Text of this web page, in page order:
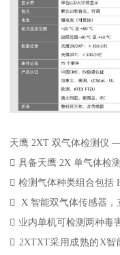
天鹰 2XT 双气体检测仪
 具备天鹰 2X 单气体检
 检测气体种类组合包括
 X 智能双气体传感器，
 业内单机可检测两种毒
 2XTXT采用成熟的X智